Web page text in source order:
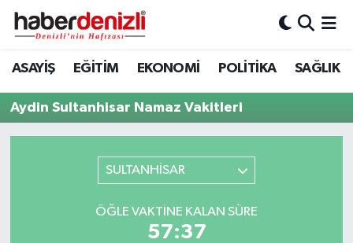
ASAYİŞ EĞİTİM EKONOMİ POLİTİKA SAĞLIK
Aydin Sultanhisar Namaz Vakitleri
SULTANHİSAR
ÖĞLE VAKTINE KALAN SÜRE
57:37
Denizli Nöbetçi Eczaneler
Denizli Hava Durumu
Denizli Trafik Yoğunluk Haritası
Tüm Manşetler